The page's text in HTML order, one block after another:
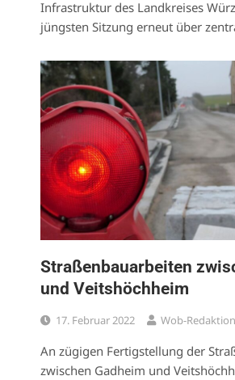
Infrastruktur des Landkreises
jüngsten Sitzung erneut über
Straßenbauarbeiten
und Veitshöchheim
17. Februar 2022 Wob-Redaktion
An zügigen Fertigstellung der
zwischen Gadheim und